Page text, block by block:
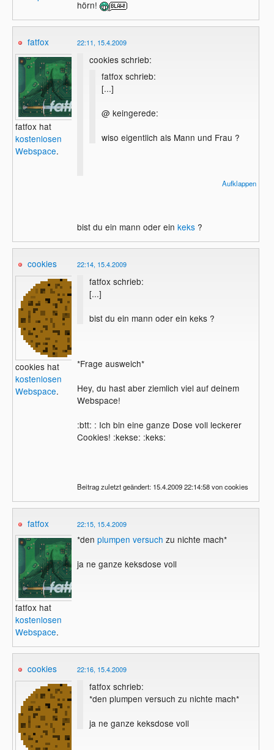
hörn!
fatfox
fatfox hat
kostenlosen
Webspace.
22:11, 15.4.2009
cookies schrieb:
fatfox schrieb:
[...]
@ keingerede:
wiso eigentlich als Mann und Frau ?
Nein, ich will das nicht hörn, ich will das
Aufklappen
bist du ein mann oder ein keks?
cookies
cookies hat
kostenlosen
Webspace.
22:14, 15.4.2009
fatfox schrieb:
[...]
bist du ein mann oder ein keks ?
*Frage ausweich*
Hey, du hast aber ziemlich viel auf deinem
Webspace!
:btt: : Ich bin eine ganze Dose voll leckerer
Cookies! :kekse: :keks:
Beitrag zuletzt geändert: 15.4.2009 22:14:58 von cookies
fatfox
fatfox hat
kostenlosen
Webspace.
22:15, 15.4.2009
*den plumpen versuch zu nichte mach*
ja ne ganze keksdose voll
cookies 22:16, 15.4.2009
fatfox schrieb:
*den plumpen versuch zu nichte mach*
ja ne ganze keksdose voll